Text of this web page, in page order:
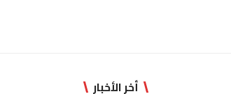
أخر الأخبار